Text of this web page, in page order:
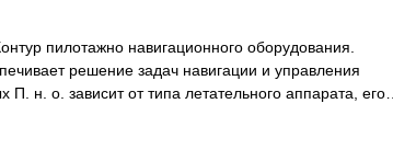
пилотажно навигационного оборудования.
решение задач навигации и управления
н. о. зависит от типа летательного аппарата, его…